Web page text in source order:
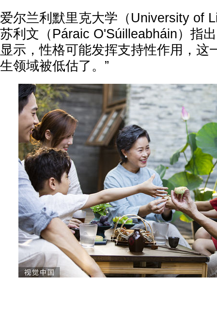
爱尔兰利默里克大学（University of
苏利文（Páraic O'Súilleabháin）指
显示，性格可能发挥支持性作用，这
生领域被低估了。”